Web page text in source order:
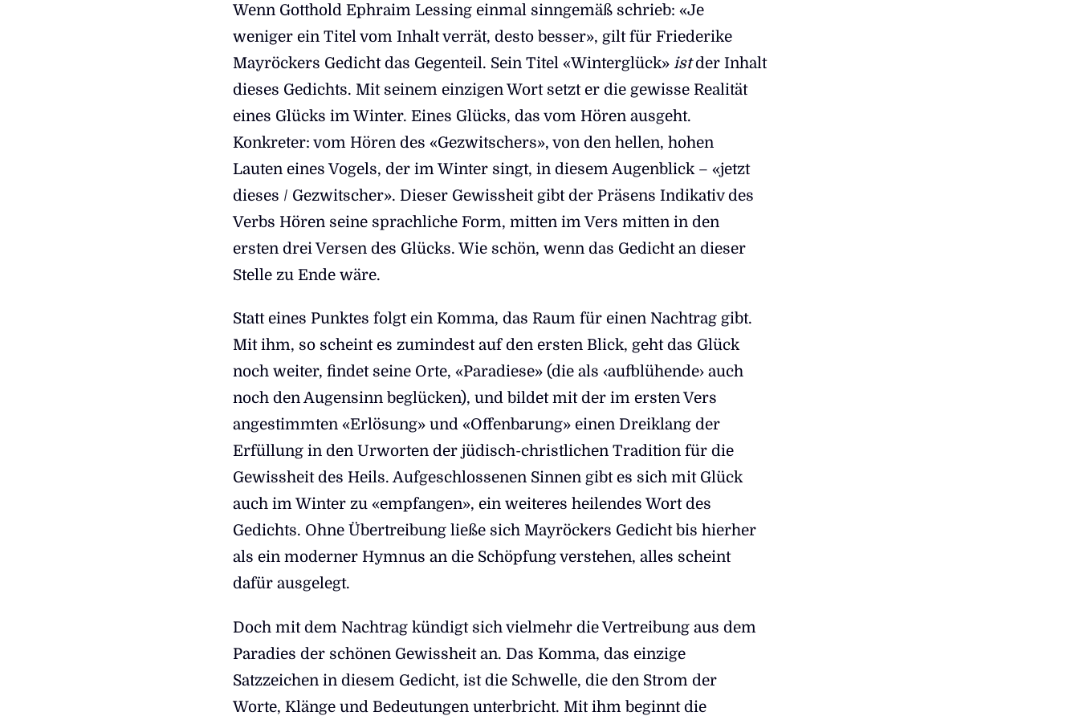
Wenn Gotthold Ephraim Lessing einmal sinngemäß schrieb: «Je
weniger ein Titel vom Inhalt verrät, desto besser», gilt für Friederike
Mayröckers Gedicht das Gegenteil. Sein Titel «Winterglück» istder Inhalt
dieses Gedichts. Mit seinem einzigen Wort setzt er die gewisse Realität
eines Glücks im Winter. Eines Glücks, das vom Hören ausgeht.
Konkreter: vom Hören des «Gezwitschers», von den hellen, hohen
Lauten eines Vogels, der im Winter singt, in diesem Augenblick – «jetzt
dieses / Gezwitscher». Dieser Gewissheit gibt der Präsens Indikativ des
Verbs Hören seine sprachliche Form, mitten im Vers mitten in den
ersten drei Versen des Glücks. Wie schön, wenn das Gedicht an dieser
Stelle zu Ende wäre.
Statt eines Punktes folgt ein Komma, das Raum für einen Nachtrag gibt.
Mit ihm, so scheint es zumindest auf den ersten Blick, geht das Glück
noch weiter, findet seine Orte, «Paradiese» (die als ‹aufblühende› auch
noch den Augensinn beglücken), und bildet mit der im ersten Vers
angestimmten «Erlösung» und «Offenbarung» einen Dreiklang der
Erfüllung in den Urworten der jüdisch-christlichen Tradition für die
Gewissheit des Heils. Aufgeschlossenen Sinnen gibt es sich mit Glück
auch im Winter zu «empfangen», ein weiteres heilendes Wort des
Gedichts. Ohne Übertreibung ließe sich Mayröckers Gedicht bis hierher
als ein moderner Hymnus an die Schöpfung verstehen, alles scheint
dafür ausgelegt.
Doch mit dem Nachtrag kündigt sich vielmehr die Vertreibung aus dem
Paradies der schönen Gewissheit an. Das Komma, das einzige
Satzzeichen in diesem Gedicht, ist die Schwelle, die den Strom der
Worte, Klänge und Bedeutungen unterbricht. Mit ihm beginnt die